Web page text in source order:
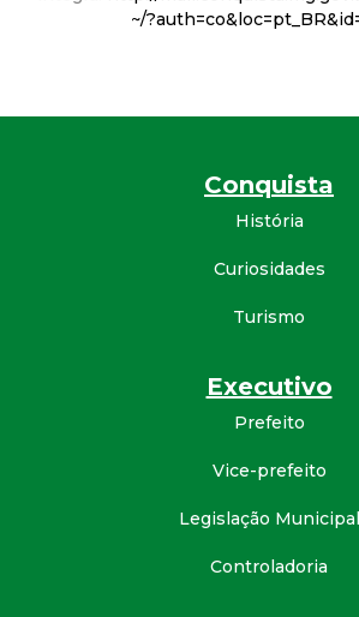
~/
Conquista
História
Curiosidades
Turismo
Executivo
Prefeito
Vice-prefeito
Legislação Municipal
Controladoria